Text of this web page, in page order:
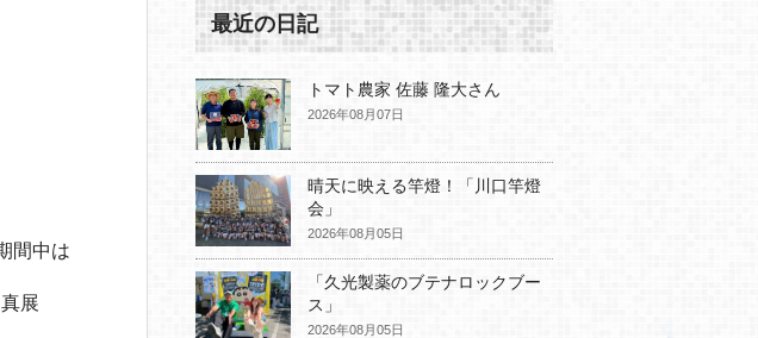
間中は
展
最近の日記
トマト農家 佐藤 隆大さん
2026年08月07日
晴天に映える竿燈！「川口竿燈
会」
2026年08月05日
「久光製薬のブテナロックブー
ス」
2026年08月05日